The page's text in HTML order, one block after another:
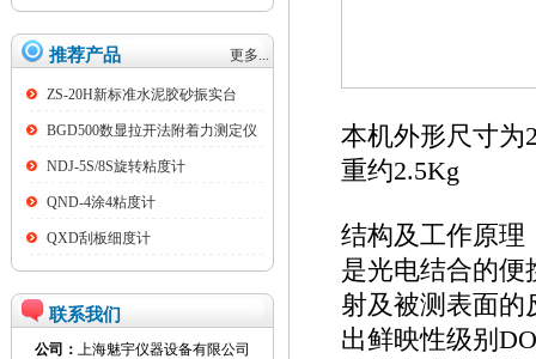
推荐产品 更多...
ZS-20H新标准水泥胶砂振实台
BGD500数显拉开法附着力测定仪
NDJ-5S/8S旋转粘度计
QND-4涂4粘度计
QXD刮板细度计
联系我们
公司： 上海魅宇仪器设备有限公司
本机外形尺寸为
重约2.5Kg
结构及工作原理
是光电结合的便
射及被测表面的
出鲜映性级别